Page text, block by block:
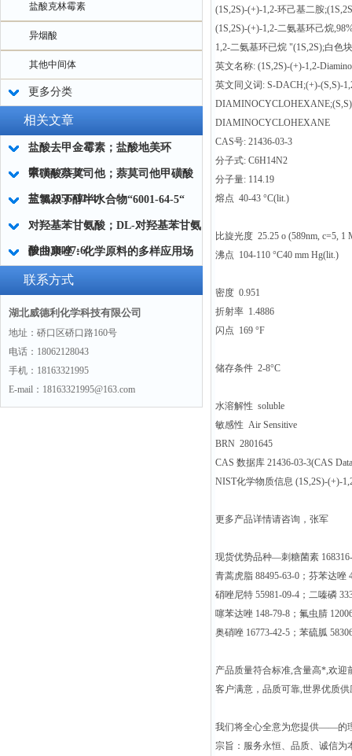
盐酸克林霉素
异烟酸
其他中间体
更多分类
相关文章
盐酸去甲金霉素；盐酸地美环
素“64-73-3“
甲磺酸萘莫司他；萘莫司他甲磺酸
盐“82956-11-4“
三氯叔丁醇半水合物“6001-64-5“
对羟基苯甘氨酸；DL-对羟基苯甘氨
酸“938-97-6“
伊曲康唑：化学原料的多样应用场
景
联系方式
湖北威德利化学科技有限公司
地址：硚口区硚口路160号
电话：18062128043
手机：18163321995
E-mail：18163321995@163.com
(1S,2S)-(+)-1,2-环己基二胺
(1S,2S)-(+)-1,2-二氨基环己烷
1,2-二氨基环已烷 "(1S,2S);白色
英文名称: (1S,2S)-(+)-1,2-
英文同义词: S-DACH;(+)-(S,S)-
DIAMINOCYCLOHEXANE
CAS号: 21436-03-3
分子式: C6H14N2
分子量: 114.19
熔点 40-43 °C(lit.)
比旋光度 25.25 o (589nm, c=5, 1
沸点 104-110 °C40 mm Hg(lit.)
密度 0.951
折射率 1.4886
闪点 169 °F
储存条件 2-8°C
水溶解性 soluble
敏感性 Air Sensitive
BRN 2801645
CAS 数据库 21436-03-3(CAS
NIST化学物质信息 (1S,2S)-(+)-
更多产品详情请咨询，张军
现货优势品种—刺糖菌素
青蒿虎脂 88495-63-0；芬苯达唑
硝唑尼特 55981-09-4；二嗪磷
噻苯达唑 148-79-8；氟虫腈
奥硝唑 16773-42-5；苯硫胍
产品质量符合标准,含量高*,欢迎
客户满意，品质可靠,世界优质
我们将全心全意为您提供——的
宗旨：服务永恒、品质、诚信